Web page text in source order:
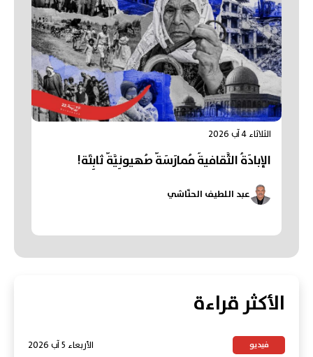
الثلاثاء 4 آب 2026
الإبادَةُ الثَّقافيةُ مُمارَسَةٌ صُهيونِيَّةٌ ثابِتَة!
عبد اللطيف الحنّاشي
الأكثر قراءة
فيديو الأربعاء 5 آب 2026